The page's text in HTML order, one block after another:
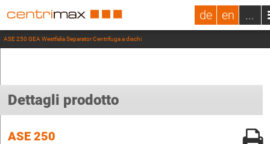
de en ...
ASE 250 GEA Westfalia Separator Centrifuga a dischi
Dettagli prodotto
ASE 250